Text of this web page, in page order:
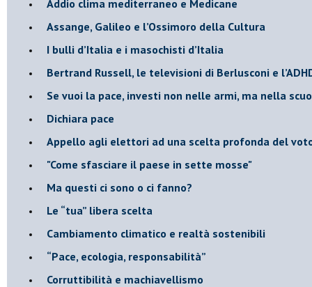
Addio clima mediterraneo e Medicane
​Assange, Galileo e l’Ossimoro della Cultura
​I bulli d’Italia e i masochisti d’Italia
​Bertrand Russell, le televisioni di Berlusconi e
​Se vuoi la pace, investi non nelle armi, ma nella
​Dichiara pace
​Appello agli elettori ad una scelta profonda del
"Come sfasciare il paese in sette mosse"
​Ma questi ci sono o ci fanno?
​Le “tua” libera scelta
Cambiamento climatico e realtà sostenibili
“Pace, ecologia, responsabilità”
​Corruttibilità e machiavellismo